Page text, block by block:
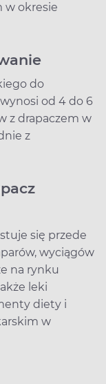
w okresie
do
od 4 do 6
z drapaczem w
z
się przede
wyciągów
na rynku
leki
diety i
w